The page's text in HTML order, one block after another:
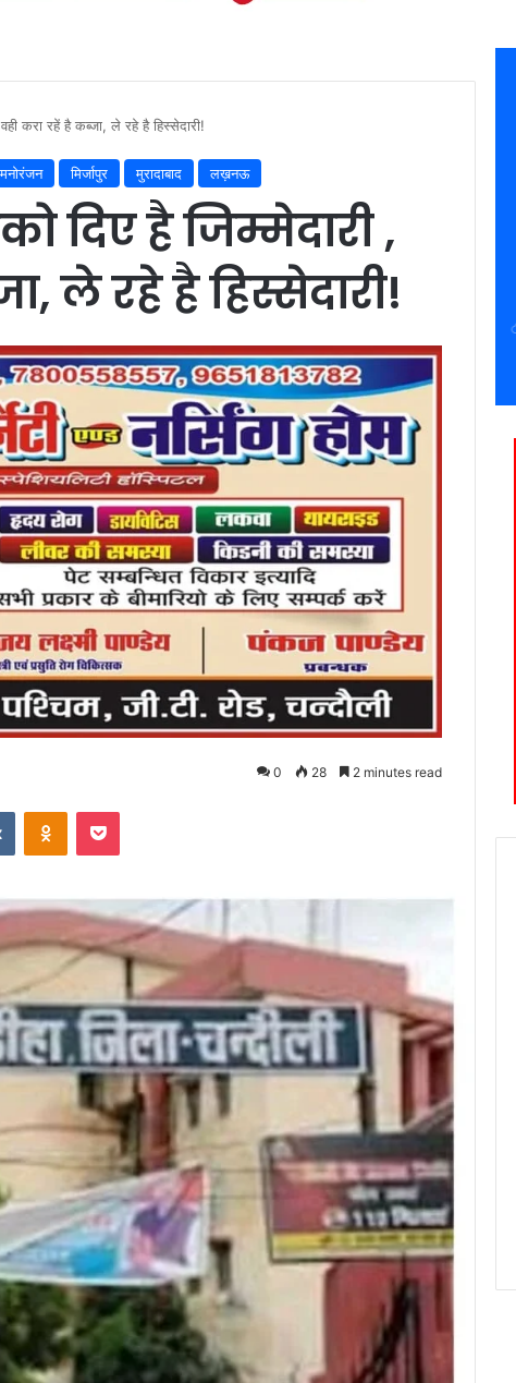
करा रहें है कब्जा, ले रहे है हिस्सेदारी!
मनोरंजन मिर्जापुर मुरादाबाद लख़नऊ
दिए है जिम्मेदारी ,
ले रहे है हिस्सेदारी!
0 28 2 minutes read
VKontakteOdnoklassniki
Pocket